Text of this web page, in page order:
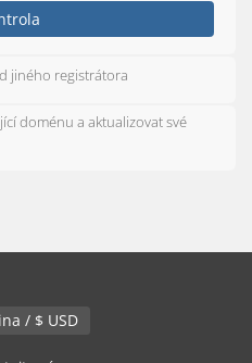
jiného registrátora
doménu a aktualizovat své
Čeština / $ USD